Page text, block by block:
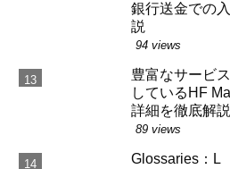
銀行送金での
説
94 views
豊富なサービ
しているHF
詳細を徹底解説
89 views
Glossaries：L